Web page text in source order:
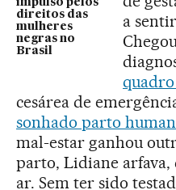
impulso pelos
direitos das
mulheres
negras no
Brasil
a
cesárea de
sonhado parto
mal-estar ganhou
parto, Lidiane arfava,
ar. Sem ter sido